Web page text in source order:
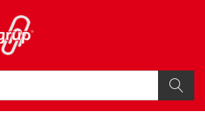
Buscar